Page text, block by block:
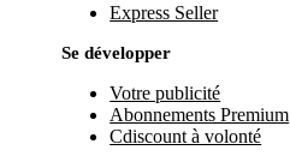
Express Seller
Se développer
Votre publicité
Abonnements Premium
Cdiscount à volonté